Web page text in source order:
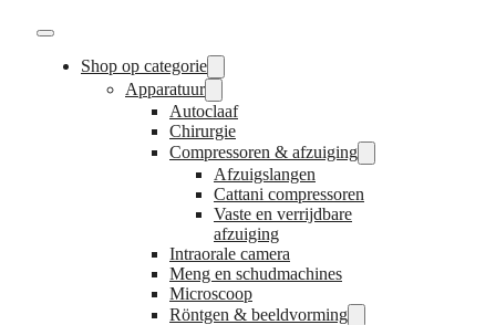
Shop op categorie
Apparatuur
Autoclaaf
Chirurgie
Compressoren & afzuiging
Afzuigslangen
Cattani compressoren
Vaste en verrijdbare
afzuiging
Intraorale camera
Meng en schudmachines
Microscoop
Röntgen & beeldvorming